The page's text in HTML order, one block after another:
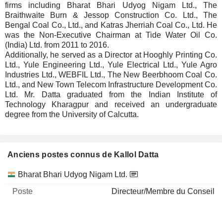
firms including Bharat Bhari Udyog Nigam Ltd., The
Braithwaite Burn & Jessop Construction Co. Ltd., The
Bengal Coal Co., Ltd., and Katras Jherriah Coal Co., Ltd. He
was the Non-Executive Chairman at Tide Water Oil Co.
(India) Ltd. from 2011 to 2016.
Additionally, he served as a Director at Hooghly Printing Co.
Ltd., Yule Engineering Ltd., Yule Electrical Ltd., Yule Agro
Industries Ltd., WEBFIL Ltd., The New Beerbhoom Coal Co.
Ltd., and New Town Telecom Infrastructure Development Co.
Ltd. Mr. Datta graduated from the Indian Institute of
Technology Kharagpur and received an undergraduate
degree from the University of Calcutta.
Anciens postes connus de Kallol Datta
Sociétés Poste Fin
Bharat Bhari Udyog Nigam Ltd.
Directeur/Membre du Conseil